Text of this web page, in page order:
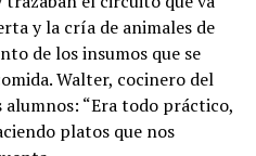
el circuito que va
y la cría de animales de
de los insumos que se
Walter, cocinero del
“Era todo práctico,
platos que nos